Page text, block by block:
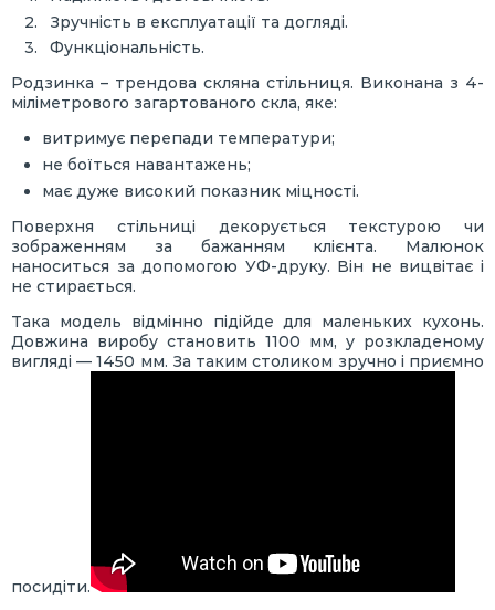
Зручність в експлуатації та догляді.
Функціональність.
Родзинка – трендова скляна стільниця. Виконана з 4-
міліметрового загартованого скла, яке:
витримує перепади температури;
не боїться навантажень;
має дуже високий показник міцності.
Поверхня стільниці декорується текстурою чи
зображенням за бажанням клієнта. Малюнок
наноситься за допомогою УФ-друку. Він не вицвітає і
не стирається.
Така модель відмінно підійде для маленьких кухонь.
Довжина виробу становить 1100 мм, у розкладеному
вигляді — 1450 мм. За таким столиком зручно і приємно
посидіти.